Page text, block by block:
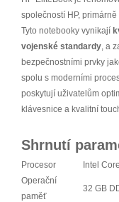
společností HP,
Tyto notebooky vynikají
vojenské standardy, a
bezpečnostními prvky
spolu s moderními
poskytují uživatelům
klávesnice a kvalitní
Shrnutí
Procesor
Intel
Operační
paměť
32 GB